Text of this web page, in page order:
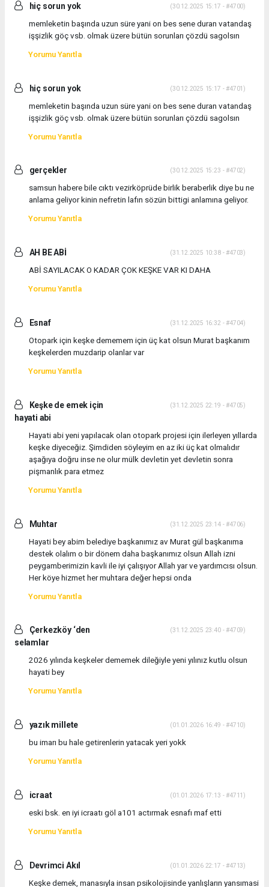
hiç sorun yok (30.12.2025 15:17 - #4700)
memleketin başında uzun süre yani on bes sene duran vatandaş
işşizlik göç vsb. olmak üzere bütün sorunları çözdü sagolsın
Yorumu Yanıtla
hiç sorun yok (30.12.2025 15:17 - #4701)
memleketin başında uzun süre yani on bes sene duran vatandaş
işşizlik göç vsb. olmak üzere bütün sorunları çözdü sagolsın
Yorumu Yanıtla
gerçekler (30.12.2025 15:23 - #4702)
samsun habere bile cıktı vezirköprüde birlik beraberlik diye bu ne
anlama geliyor kinin nefretin lafın sözün bittigi anlamına geliyor.
Yorumu Yanıtla
AH BE ABİ (31.12.2025 10:38 - #4703)
ABİ SAYILACAK O KADAR ÇOK KEŞKE VAR KI DAHA
Yorumu Yanıtla
Esnaf (31.12.2025 16:32 - #4704)
Otopark için keşke dememem için üç kat olsun Murat başkanım
keşkelerden muzdarip olanlar var
Yorumu Yanıtla
Keşke de emek için
hayati abi
(31.12.2025 22:19 - #4705)
Hayati abi yeni yapılacak olan otopark projesi için ilerleyen yıllarda
keşke diyeceğiz. Şimdiden söyleyim en az iki üç kat olmalıdır
aşağıya doğru inse ne olur mülk devletin yet devletin sonra
pişmanlık para etmez
Yorumu Yanıtla
Muhtar (31.12.2025 23:14 - #4706)
Hayati bey abim belediye başkanımız av Murat gül başkanıma
destek olalım o bir dönem daha başkanımız olsun Allah izni
peygamberimizin kavli ile iyi çalışıyor Allah yar ve yardımcısı olsun.
Her köye hizmet her muhtara değer hepsi onda
Yorumu Yanıtla
Çerkezköy ‘den
selamlar
(31.12.2025 23:40 - #4709)
2026 yılında keşkeler dememek dileğiyle yeni yılınız kutlu olsun
hayati bey
Yorumu Yanıtla
yazık millete (01.01.2026 16:49 - #4710)
bu imarı bu hale getirenlerin yatacak yeri yokk
Yorumu Yanıtla
icraat (01.01.2026 17:13 - #4711)
eski bsk. en iyi icraatı göl a101 actırmak esnafı maf etti
Yorumu Yanıtla
Devrimci Akıl (01.01.2026 22:17 - #4713)
Keşke demek, manasıyla insan psikolojisinde yanlışların yansımasi